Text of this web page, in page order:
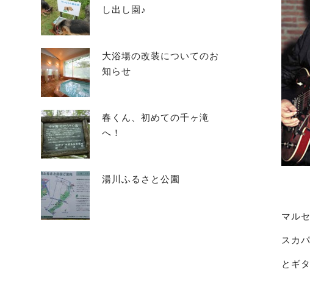
マル
スカ
とギ
し出し園♪
大浴場の改装についてのお
知らせ
春くん、初めての千ヶ滝
へ！
湯川ふるさと公園